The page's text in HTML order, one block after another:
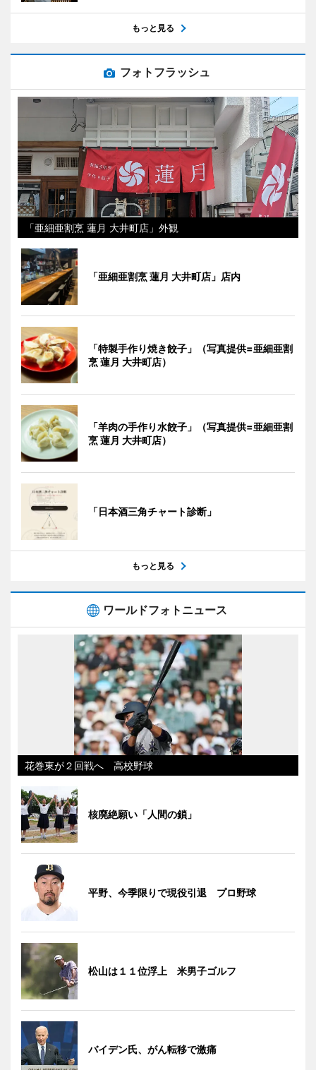
もっと見る
フォトフラッシュ
「亜細亜割烹 蓮月 大井町店」外観
「亜細亜割烹 蓮月 大井町店」店内
「特製手作り焼き餃子」（写真提供=亜細亜割
烹 蓮月 大井町店）
「羊肉の手作り水餃子」（写真提供=亜細亜割
烹 蓮月 大井町店）
「日本酒三角チャート診断」
もっと見る
ワールドフォトニュース
花巻東が２回戦へ 高校野球
核廃絶願い「人間の鎖」
平野、今季限りで現役引退 プロ野球
松山は１１位浮上 米男子ゴルフ
バイデン氏、がん転移で激痛